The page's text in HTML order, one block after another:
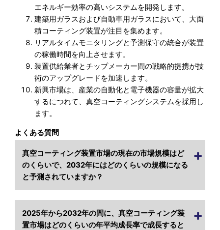
エネルギー効率の高いシステムを開発します。
建築用ガラスおよび自動車用ガラスにおいて、大面
積コーティング装置が注目を集めます。
リアルタイムモニタリングと予測保守の統合が装置
の稼働時間を向上させます。
装置供給業者とチップメーカー間の戦略的提携が技
術のアップグレードを加速します。
新興市場は、産業の自動化と電子機器の容量が拡大
するにつれて、真空コーティングシステムを採用し
ます。
よくある質問
真空コーティング装置市場の現在の市場規模はど
のくらいで、2032年にはどのくらいの規模になる
と予測されていますか？
2025年から2032年の間に、真空コーティング装
置市場はどのくらいの年平均成長率で成長すると